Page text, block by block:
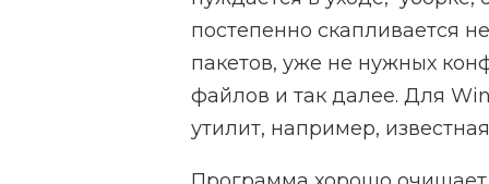
постепенно скапливается
пакетов, уже не нужных
файлов и так далее. Для
утилит, например,